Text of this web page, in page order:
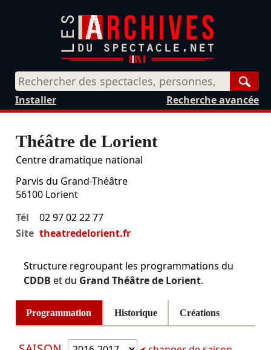
Recherche avancée
Installer
Théâtre de Lorient
Centre dramatique national
Parvis du Grand-Théâtre
56100 Lorient
Tél
02 97 02 22 77
Site theatredelorient.fr
Structure regroupant les programmations du
CDDB et du Grand Théâtre de Lorient.
Programmation Historique Créations